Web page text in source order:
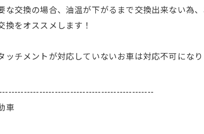
交換の場合、油温が下がるまで交換出来ない為、
換をオススメします！
チメントが対応していないお車は対応不可になり
車